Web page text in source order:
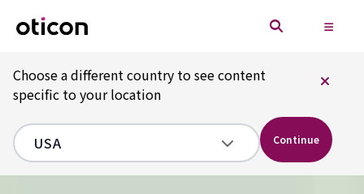
Choose a different country to see content
specific to your location
Continue